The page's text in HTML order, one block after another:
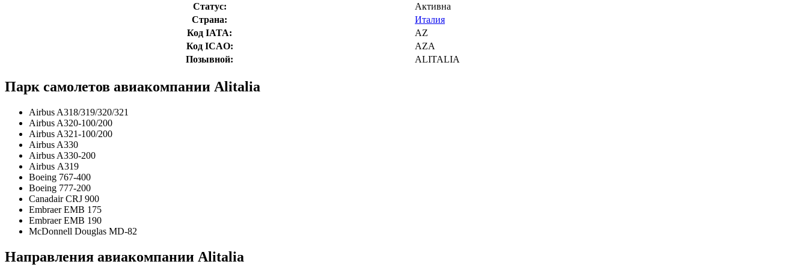
Статус:
Активна
Страна:
Италия
Код IATA:
AZ
Код ICAO:
AZA
Позывной:
ALITALIA
Парк самолетов авиакомпании Alitalia
Airbus A318/319/320/321
Airbus A320-100/200
Airbus A321-100/200
Airbus A330
Airbus A330-200
Airbus А319
Boeing 767-400
Boeing 777-200
Canadair CRJ 900
Embraer EMB 175
Embraer EMB 190
McDonnell Douglas MD-82
Направления авиакомпании Alitalia